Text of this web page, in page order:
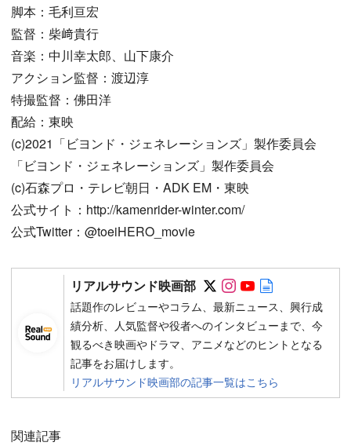
脚本：毛利亘宏
監督：柴﨑貴行
音楽：中川幸太郎、山下康介
アクション監督：渡辺淳
特撮監督：佛田洋
配給：東映
(c)2021「ビヨンド・ジェネレーションズ」製作委員会
「ビヨンド・ジェネレーションズ」製作委員会
(c)石森プロ・テレビ朝日・ADK EM・東映
公式サイト：http://kamenrider-winter.com/
公式Twitter：@toeiHERO_movie
リアルサウンド映画部 Follow on SNS
Follow on SNS
Follow on
話題作のレビューやコラム、最新ニュース、興行成
績分析、人気監督や役者へのインタビューまで、今
観るべき映画やドラマ、アニメなどのヒントとなる
記事をお届けします。
リアルサウンド映画部の記事一覧はこちら
関連記事